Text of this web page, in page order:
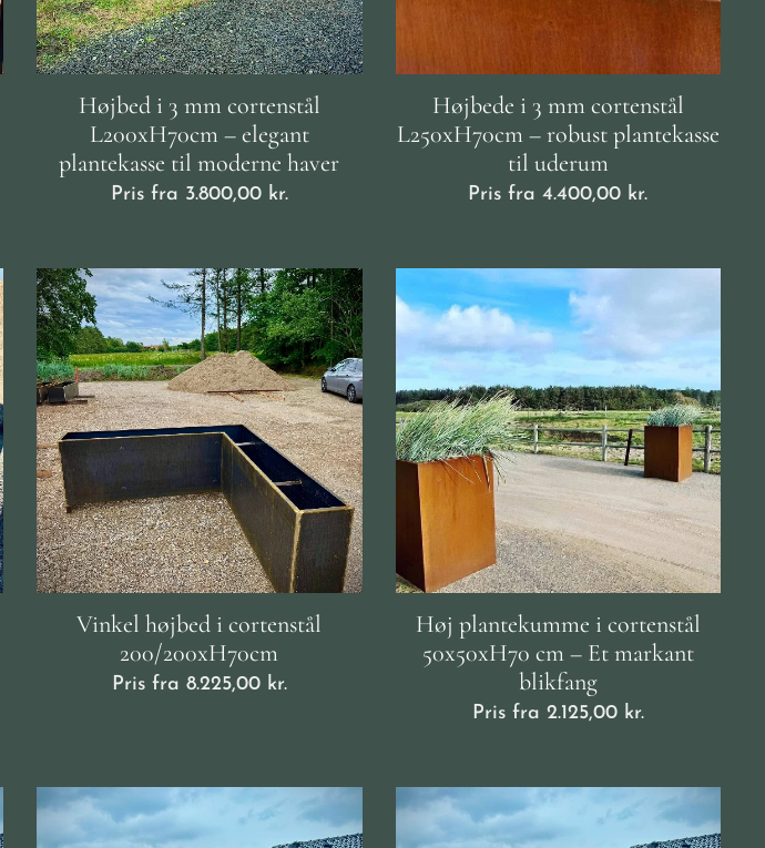
Højbed i 3 mm cortenstål
L200xH70cm – elegant
plantekasse til moderne haver
Pris fra 3.800,00kr.
Højbede i 3 mm cortenstål
L250xH70cm – robust plantekasse
til uderum
Pris fra4.400,00 kr.
Vinkel højbed i cortenstål
200/200xH70cm
Pris fra 8.225,00kr.
Høj plantekumme i cortenstål
50x50xH70 cm – Et markant
blikfang
Pris fra 2.125,00kr.